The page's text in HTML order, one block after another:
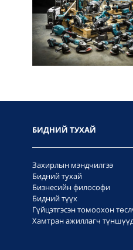
БИДНИЙ ТУХАЙ
Захирлын мэндчилгээ
Бидний тухай
Бизнесийн философи
Бидний түүх
Гүйцэтгэсэн томоохон
Хамтран ажиллагч